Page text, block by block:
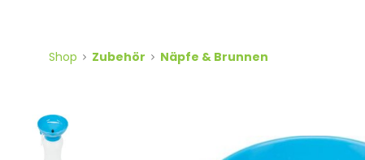
Shop Zubehör Näpfe & Brunnen